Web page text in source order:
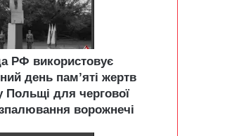
РФ використовує
день пам’яті жертв
Польщі для чергової
ворожнечі